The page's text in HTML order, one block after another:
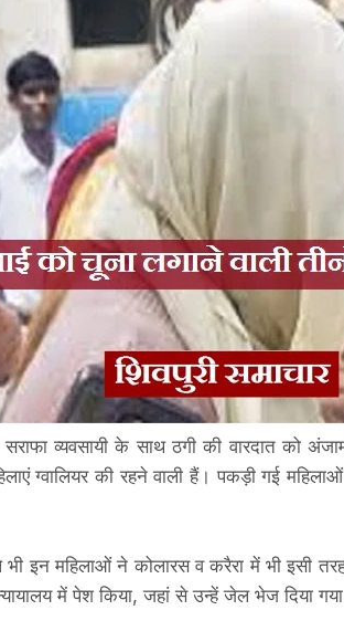
व्यवसायी के साथ ठगी की वारदात को
ग्वालियर की रहने वाली हैं। पकड़ी गई
इन महिलाओं ने कोलारस व करैरा में भी इसी
में पेश किया, जहां से उन्हें जेल भेज दिया